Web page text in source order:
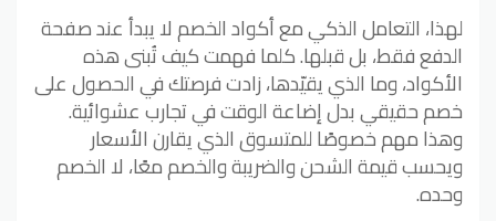
لهذا، التعامل الذكي مع أكواد الخصم لا يبدأ عند صفحة
الدفع فقط، بل قبلها. كلما فهمت كيف تُبنى هذه
الأكواد، وما الذي يقيّدها، زادت فرصتك في الحصول على
خصم حقيقي بدل إضاعة الوقت في تجارب عشوائية.
وهذا مهم خصوصًا للمتسوق الذي يقارن الأسعار
ويحسب قيمة الشحن والضريبة والخصم معًا، لا الخصم
وحده.